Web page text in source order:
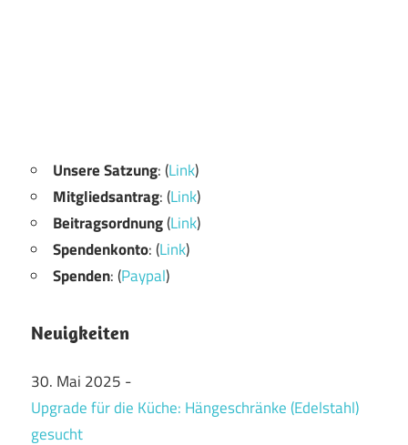
Unsere Satzung: (Link)
Mitgliedsantrag: (Link)
Beitragsordnung(Link)
Spendenkonto: (Link)
Spenden: (Paypal)
Neuigkeiten
30. Mai 2025 -
Upgrade für die Küche: Hängeschränke (Edelstahl)
gesucht